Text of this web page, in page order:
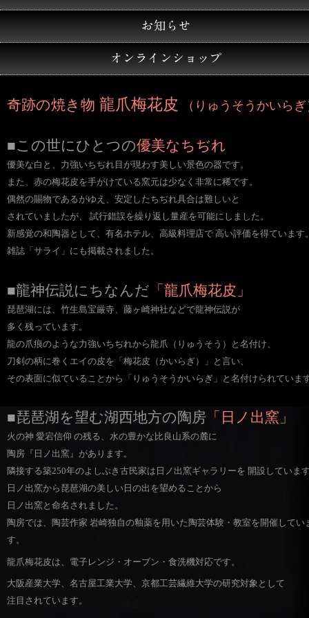
奇跡の焼き物 龍爪梅花皮 （りゅうそうかいらぎ
■この世にひとつの優美なちぢれ
優美な白と、力強いちぢれ目が現わす美しい景色の器です。
また、赤の梅花皮を手がけている窯元は少なく非常に稀です。
偶然の賜物であるがゆえ、安定したちぢれ具合は難しいと
されていましたが、 試行錯誤を繰り返し量産を可能にしました。
新感覚の和陶器として、有名ホテル、高級料理店で 高い評価を得ています
雑誌「サライ」にも掲載されました。
■龍神伝説にちなんだ 「龍爪梅花皮」
琵琶湖には、竹生島宝厳寺、藤ヶ崎神社などで龍神伝説が
多く残っています。
龍の爪痕のような力強いちぢれから龍爪（りゅうそう）と名付け、
刀剣の柄に巻くエイの皮を「梅花皮（かいらぎ）」と言い、
その表面に似ていることから「りゅうそうかいらぎ」と名付けられていま
■琵琶湖を望む湖西地方の陶房 「日ノ出窯」
火の神 愛宕信仰 の残る、水の豊かな比良山系の麓に
陶房『日ノ出窯』があります。
隣接する築250年のよしぶき古民家は日ノ出窯ギャラリーを 開設していま
日ノ出窯から琵琶湖の美しい日の出を望めることから
日ノ出窯と命名されました。
陶房では、陶芸作家 岩崎独自の釉薬を用いた陶芸体験・教室を開催してい
す。
龍爪梅花皮は、電子レンジ・オーブン・食洗機対応です。
大阪産業大学、名古屋工業大学、京都工芸繊維大学の研究対象として
注目されています。